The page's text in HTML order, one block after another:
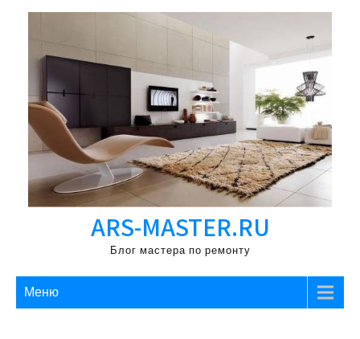
Перейти
ARS-MASTER.RU
Блог мастера по ремонту
Меню